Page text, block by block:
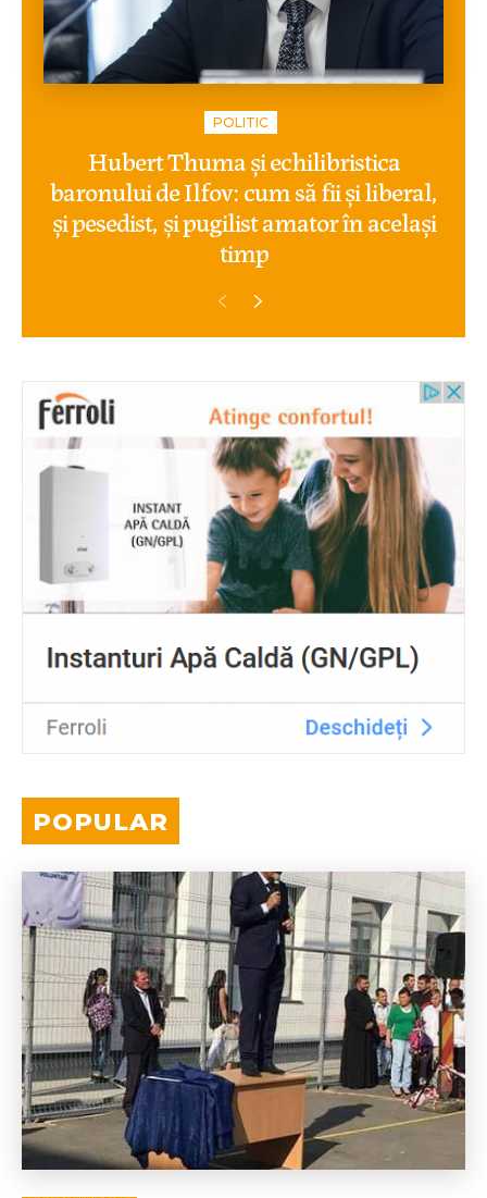
POLITIC
Hubert Thuma și echilibristica
baronului de Ilfov: cum să fii și liberal,
și pesedist, și pugilist amator în același
timp
POPULAR